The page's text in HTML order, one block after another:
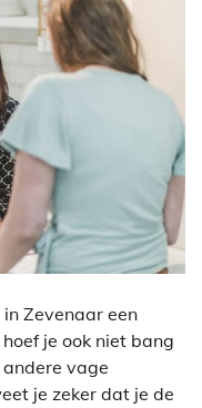
in Zevenaar een
je ook niet bang
vage
je zeker dat je de